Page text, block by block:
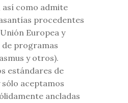
como admite
procedentes
Europea y
programas
y otros).
estándares de
aceptamos
ancladas